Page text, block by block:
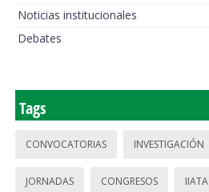
Noticias institucionales
Debates
Tags
CONVOCATORIAS INVESTIGACIÓN
JORNADAS CONGRESOS IIATA